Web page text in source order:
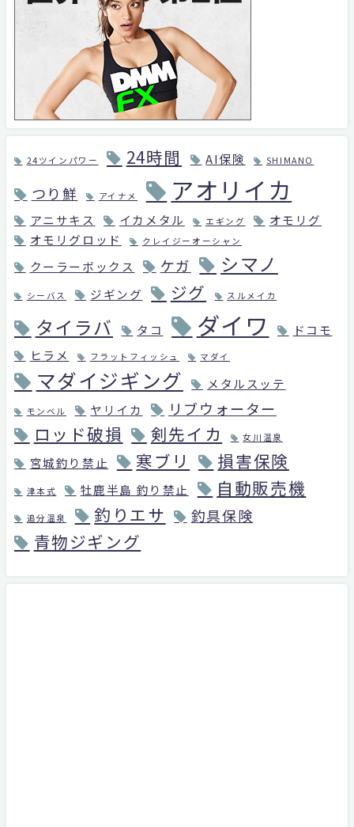
24ツインパワー 24時間 AI保険 SHIMANO
つり鮮 アイナメ アオリイカ
アニサキス イカメタル エギング
オモリグ
オモリグロッド
クレイジーオーシャン
クーラーボックス ケガ シマノ
シーバス ジギング ジグ スルメイカ
タイラバ タコ ダイワ
ドコモ
ヒラメ
フラットフィッシュ マダイ
マダイジギング メタルスッテ
モンベル ヤリイカ リブウォーター
ロッド破損 剣先イカ 女川温泉
宮城釣り禁止 寒ブリ 損害保険
津本式 牡鹿半島 釣り禁止 自動販売機
追分温泉 釣りエサ 釣具保険
青物ジギング